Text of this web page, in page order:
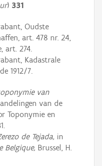
) 331
Oudste
art. 478 nr. 24,
art. 274.
Kadastrale
1912/7.
van
van de
Toponymie en
de Tejada,in
Belgique,Brussel, H.